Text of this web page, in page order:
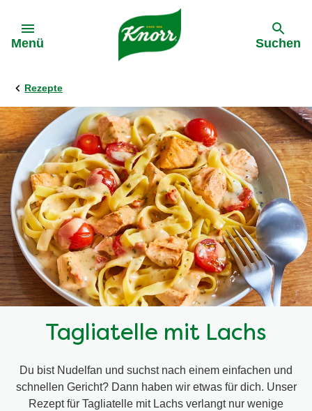
Menü Suchen
Rezepte
Tagliatelle mit Lachs
Du bist Nudelfan und suchst nach einem einfachen und
schnellen Gericht? Dann haben wir etwas für dich. Unser
Rezept für Tagliatelle mit Lachs verlangt nur wenige